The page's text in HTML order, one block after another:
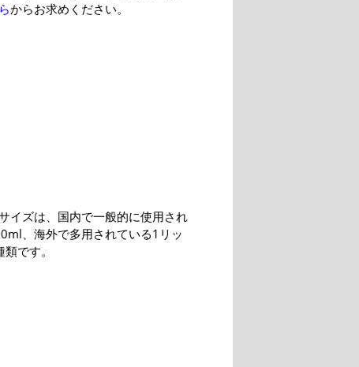
からお求めください。
イズは、国内で一般的に使用され
、海外で多用されている1リッ
です。